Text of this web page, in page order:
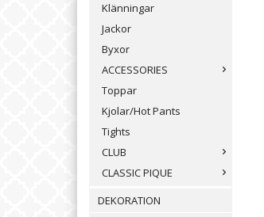
Klänningar
Jackor
Byxor
ACCESSORIES
Toppar
Kjolar/Hot Pants
Tights
CLUB
CLASSIC PIQUE
DEKORATION